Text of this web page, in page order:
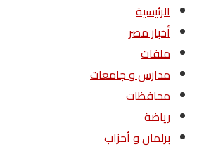
الرئيسية
أخبار مصر
ملفات
مدارس و جامعات
محافظات
رياضة
برلمان و أحزاب